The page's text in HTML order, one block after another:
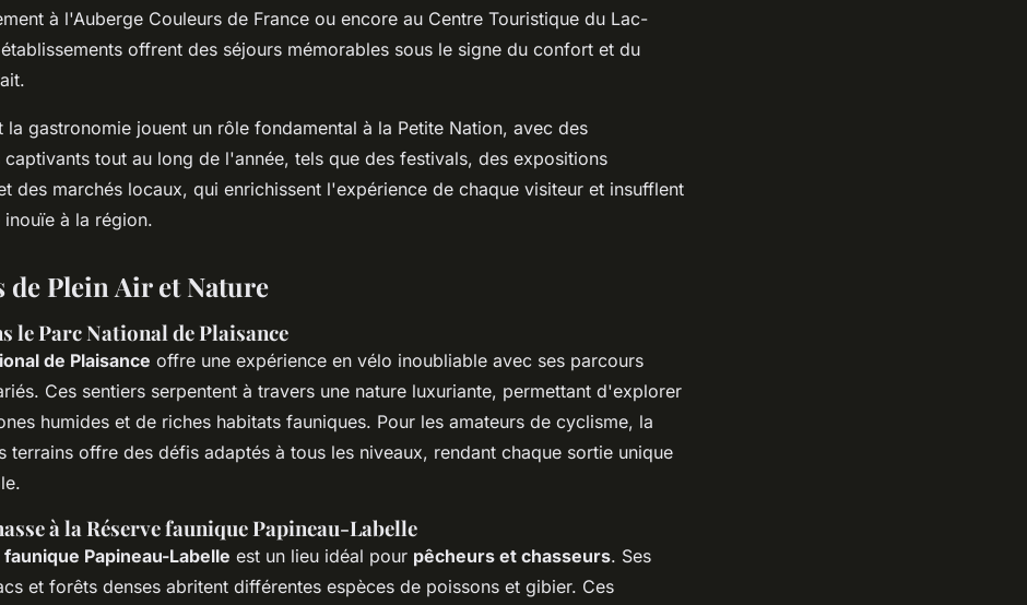
à l'Auberge Couleurs de France ou encore au Centre Touristique du Lac-
offrent des séjours mémorables sous le signe du confort et du
la gastronomie jouent un rôle fondamental à la Petite Nation, avec des
captivants tout au long de l'année, tels que des festivals, des expositions
des marchés locaux, qui enrichissent l'expérience de chaque visiteur et insufflent
à la région.
de Plein Air et Nature
le Parc National de Plaisance
de Plaisance offre une expérience en vélo inoubliable avec ses parcours
Ces sentiers serpentent à travers une nature luxuriante, permettant d'explorer
humides et de riches habitats fauniques. Pour les amateurs de cyclisme, la
terrains offre des défis adaptés à tous les niveaux, rendant chaque sortie unique
à la Réserve faunique Papineau-Labelle
Papineau-Labelle est un lieu idéal pour pêcheurs et chasseurs. Ses
et forêts denses abritent différentes espèces de poissons et gibier. Ces